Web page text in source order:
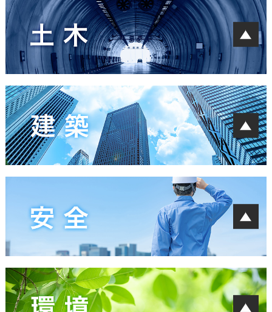
建設業 働き方改革
建設キャリアアップシステムの普及・推進
建設技能労働者の人材確保・育成
けんせつ小町
生産性向上
ACe建設業界
学生向け現場見学会
建設業デジタルハンドブック（でこはん）
統計情報
新型コロナウイルス関連情報
日建連創立10周年
自主行動計画
SDGsへの取り組み​
発注者との意見交換会
生産性向上・働き方改革・担い手確保
公共工事の品質確保
社会資本整備とゼネコンの役割
土木の魅力
土木工事の技術
鉄道工事
海洋開発・空港
土木賞
日建連建築宣言
設計施工契約約款
サステナブル建築
耐震改修事例集
建築セミナー
フロントローディング
施工BIM（BIM専門部会）
労働災害等の防止
公衆災害の防止
鉄道建設工事の事故防止